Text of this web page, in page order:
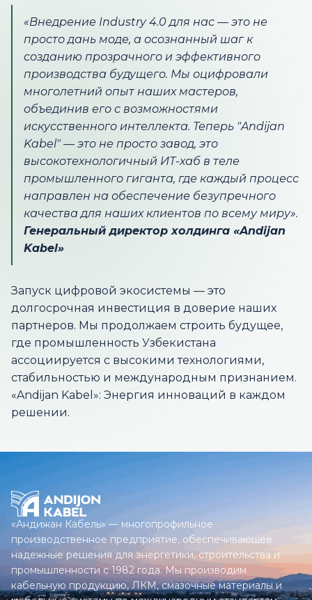
«Внедрение Industry 4.0 для нас — это не
просто дань моде, а осознанный шаг к
созданию прозрачного и эффективного
производства будущего. Мы оцифровали
многолетний опыт наших мастеров,
объединив его с возможностями
искусственного интеллекта. Теперь "Andijan
Kabel" — это не просто завод, это
высокотехнологичный ИТ-хаб в теле
промышленного гиганта, где каждый процесс
направлен на обеспечение безупречного
качества для наших клиентов по всему миру».
Генеральный директор холдинга «Andijan
Kabel»
Запуск цифровой экосистемы — это
долгосрочная инвестиция в доверие наших
партнеров. Мы продолжаем строить будущее,
где промышленность Узбекистана
ассоциируется с высокими технологиями,
стабильностью и международным признанием.
«Andijan Kabel»: Энергия инноваций в каждом
решении.
«Андижан Кабель» — многопрофильное
производственное предприятие, обеспечивающее
надежные решения для энергетики, строительства и
промышленности с 1982 года. Мы производим
кабельную продукцию, ЛКМ, смазочные материалы и